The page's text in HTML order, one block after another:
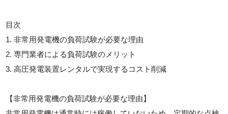
目次
1. 非常用発電機の負荷試験が必要な理由
2. 専門業者による負荷試験のメリット
3. 高圧発電装置レンタルで実現するコスト削減
【非常用発電機の負荷試験が必要な理由】